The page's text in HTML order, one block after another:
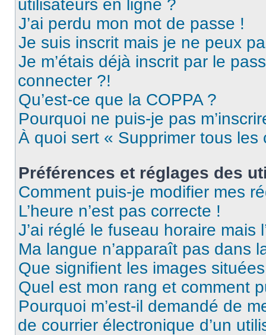
utilisateurs en ligne ?
J’ai perdu mon mot de passe !
Je suis inscrit mais je ne peux
Je m’étais déjà inscrit par le
connecter ?!
Qu’est-ce que la COPPA ?
Pourquoi ne puis-je pas
À quoi sert « Supprimer tous les
Préférences et réglages des
Comment puis-je modifier mes
L’heure n’est pas correcte !
J’ai réglé le fuseau horaire mais
Ma langue n’apparaît pas dans
Que signifient les images
Quel est mon rang et comment
Pourquoi m’est-il demandé de
de courrier électronique d’un